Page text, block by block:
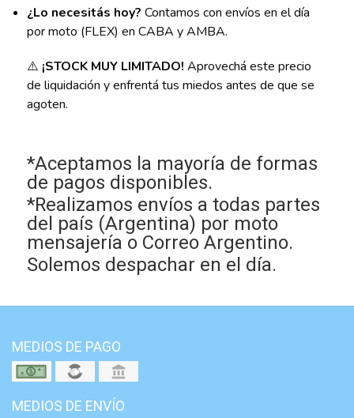
¿Lo necesitás hoy? Contamos con envíos en el día
por moto (FLEX) en CABA y AMBA.
⚠️ ¡STOCK MUY LIMITADO! Aprovechá este precio
de liquidación y enfrentá tus miedos antes de que se
agoten.
*Aceptamos la mayoría de formas
de pagos disponibles.
*Realizamos envíos a todas partes
del país (Argentina) por moto
mensajería o Correo Argentino.
Solemos despachar en el día.
MEDIOS DE PAGO
MEDIOS DE ENVÍO